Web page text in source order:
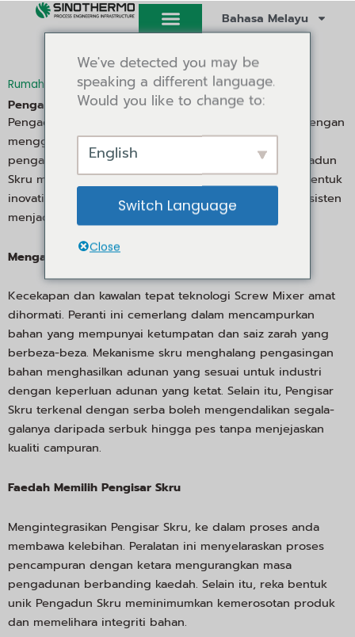
Langkau
Bahasa Melayu
Rumah Pengadun dan Pengisar/ Pembancuh Skru
Pengadun skru
Pengadun Skru merevolusikan pencampuran bahan dengan
menggunakan mekanisme skru. Sebaliknya, kepada
pengadun yang bergantung pada pengadukan Pengadun
Skru menggunakan bilah lingkaran berterusan. Reka bentuk
inovatif ini menjamin pengadunan yang teliti dan konsisten
menjadikannya sesuai untuk pelbagai bahan.
Mengapa Memilih Pengadun Skru?
Kecekapan dan kawalan tepat teknologi Screw Mixer amat
dihormati. Peranti ini cemerlang dalam mencampurkan
bahan yang mempunyai ketumpatan dan saiz zarah yang
berbeza-beza. Mekanisme skru menghalang pengasingan
bahan menghasilkan adunan yang sesuai untuk industri
dengan keperluan adunan yang ketat. Selain itu, Pengisar
Skru terkenal dengan serba boleh mengendalikan segala-
galanya daripada serbuk hingga pes tanpa menjejaskan
kualiti campuran.
Faedah Memilih Pengisar Skru
Mengintegrasikan Pengisar Skru, ke dalam proses anda
membawa kelebihan. Peralatan ini menyelaraskan proses
pencampuran dengan ketara mengurangkan masa
pengadunan berbanding kaedah. Selain itu, reka bentuk
unik Pengadun Skru meminimumkan kemerosotan produk
dan memelihara integriti bahan.
We've detected you may be
speaking a different language.
Would you like to change to:
English
Switch Language
Close